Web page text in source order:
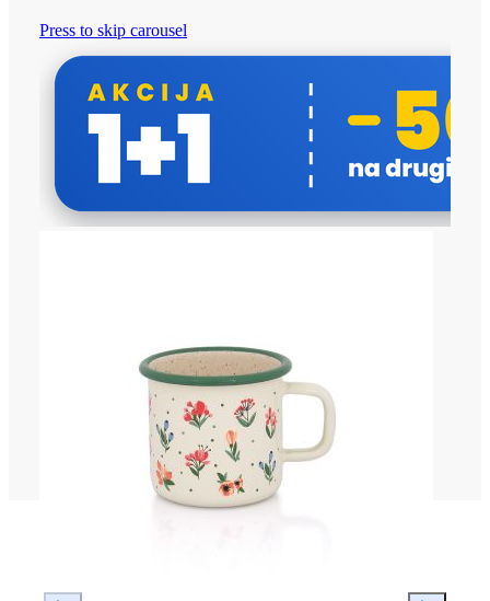
Press to skip carousel